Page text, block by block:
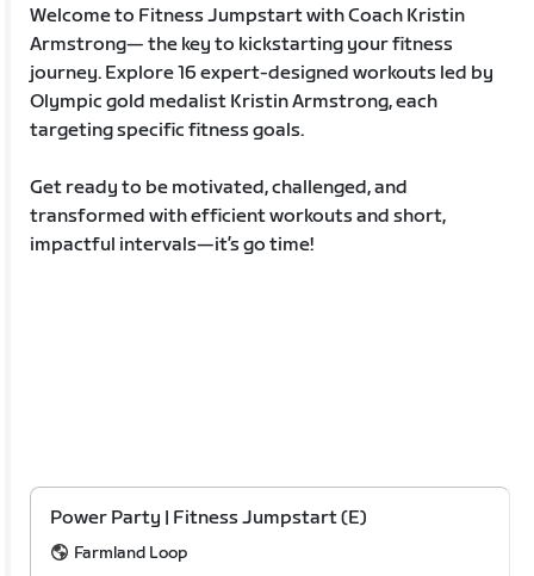
Welcome to Fitness Jumpstart with Coach Kristin
Armstrong— the key to kickstarting your fitness
journey. Explore 16 expert-designed workouts led by
Olympic gold medalist Kristin Armstrong, each
targeting specific fitness goals.
Get ready to be motivated, challenged, and
transformed with efficient workouts and short,
impactful intervals—it’s go time!
Power Party | Fitness Jumpstart (E)
Farmland Loop